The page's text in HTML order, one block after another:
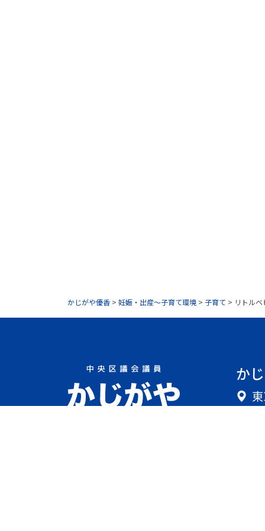
かじがや優香 > 妊娠・出産～子育て環境 > 子育て > リトル
か